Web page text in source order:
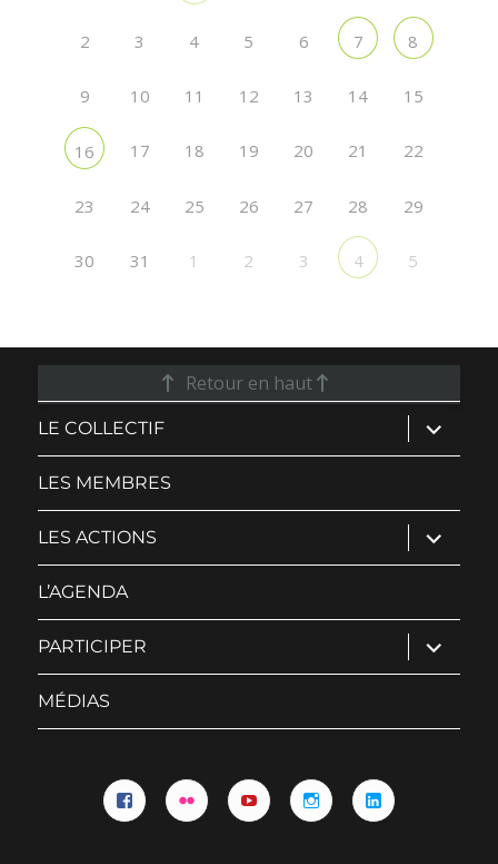
2 3 4 5 6 7 8
9 10 11 12 13 14 15
16 17 18 19 20 21 22
23 24 25 26 27 28 29
30 31 1 2 3 4 5
Retour en haut
LE COLLECTIF ouvrir
le
sous-
LES MEMBRES
LES ACTIONS ouvrir
le
sous-
L’AGENDA
PARTICIPER ouvrir
le
sous-
MÉDIAS